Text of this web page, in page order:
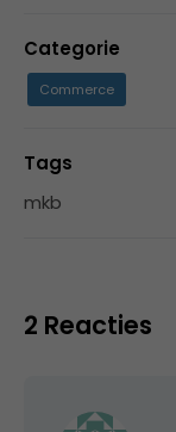
Categorie
Commerce
Tags
mkb
2 Reacties